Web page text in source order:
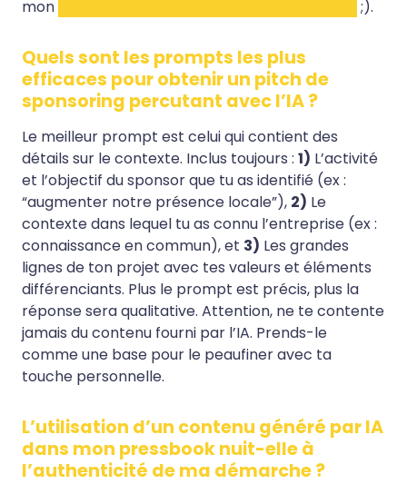
mon ;).
Quels sont les prompts les plus
efficaces pour obtenir un pitch de
sponsoring percutant avec l’IA ?
Le meilleur prompt est celui qui contient des
détails sur le contexte. Inclus toujours : 1) L’activité
et l’objectif du sponsor que tu as identifié (ex :
“augmenter notre présence locale”), 2) Le
contexte dans lequel tu as connu l’entreprise (ex :
connaissance en commun), et 3) Les grandes
lignes de ton projet avec tes valeurs et éléments
différenciants. Plus le prompt est précis, plus la
réponse sera qualitative. Attention, ne te contente
jamais du contenu fourni par l’IA. Prends-le
comme une base pour le peaufiner avec ta
touche personnelle.
L’utilisation d’un contenu généré par IA
dans mon pressbook nuit-elle à
l’authenticité de ma démarche ?